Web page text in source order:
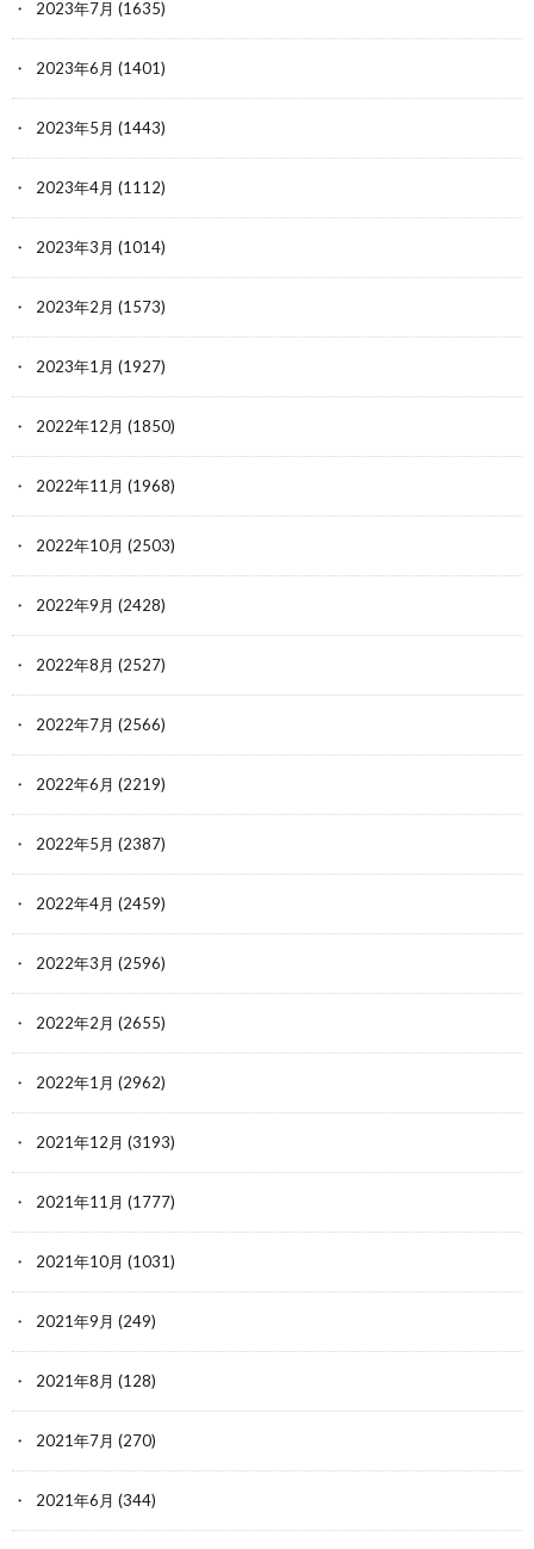
2023年7月 (1635)
2023年6月 (1401)
2023年5月 (1443)
2023年4月 (1112)
2023年3月 (1014)
2023年2月 (1573)
2023年1月 (1927)
2022年12月 (1850)
2022年11月 (1968)
2022年10月 (2503)
2022年9月 (2428)
2022年8月 (2527)
2022年7月 (2566)
2022年6月 (2219)
2022年5月 (2387)
2022年4月 (2459)
2022年3月 (2596)
2022年2月 (2655)
2022年1月 (2962)
2021年12月 (3193)
2021年11月 (1777)
2021年10月 (1031)
2021年9月 (249)
2021年8月 (128)
2021年7月 (270)
2021年6月 (344)